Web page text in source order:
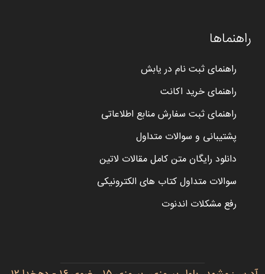
راهنماها
راهنمای ثبت نام در یابش
راهنمای خرید اکانت
راهنمای ثبت سفارش منابع اطلاعاتی
پشتیبانی و سوالات متداول
دانلود رایگان متن کامل مقالات لاتین
سوالات متداول کتاب های الکترونیکی
رفع مشکلات اندنوت